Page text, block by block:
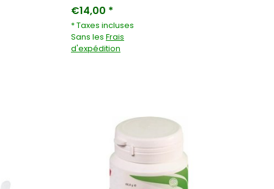
€14,00 *
* Taxes incluses
Sans les Frais
d'expédition